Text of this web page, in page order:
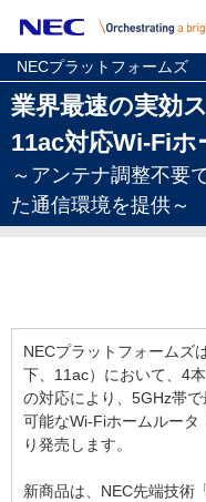
NECプラットフォームズ
業界最速の実効
11ac対応Wi-Fi
～アンテナ調整不要
た通信環境を提供～
NECプラットフォームズ
下、11ac）において、4
の対応により、5GHz帯
可能なWi-Fiホームルータ
り発売します。
新商品は、NEC先端技術